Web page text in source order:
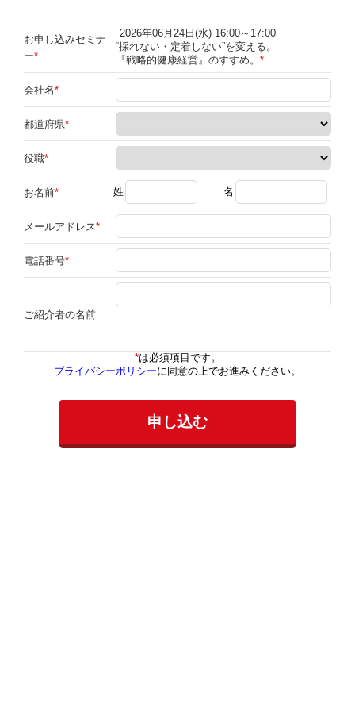
お申し込みセミナ
ー
2026年06月24日(水) 16:00～17:00
“採れない・定着しない”を変える。
『戦略的健康経営』のすすめ。
会社名
都道府県
役職
お名前
メールアドレス
電話番号
ご紹介者の名前
*は必須項目です。
プライバシーポリシーに同意の上でお進みください。